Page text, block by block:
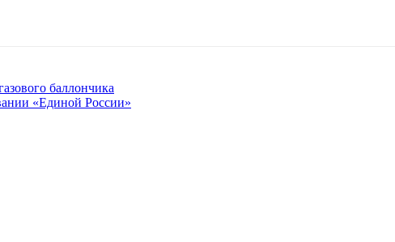
баллончика
«Единой России»